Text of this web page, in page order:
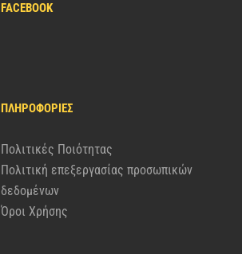
FACEBOOK
ΠΛΗΡΟΦΟΡΊΕΣ
Πολιτικές Ποιότητας
Πολιτική επεξεργασίας προσωπικών
δεδομένων
Όροι Χρήσης